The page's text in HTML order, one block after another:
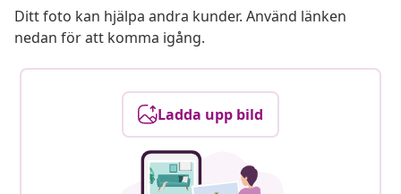
Ditt foto kan hjälpa andra kunder. Använd länken
nedan för att komma igång.
Ladda upp bild